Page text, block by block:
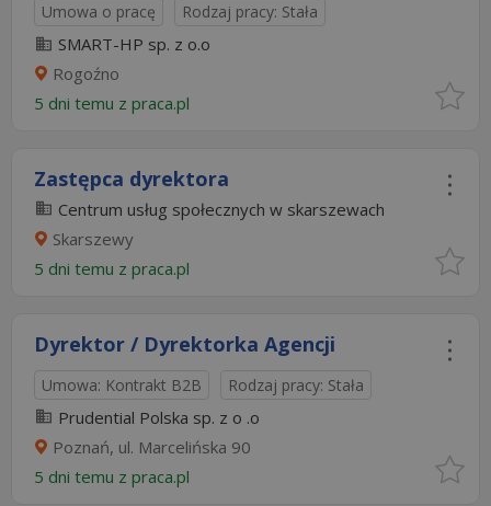
Umowa o pracę Rodzaj pracy: Stała
SMART-HP sp. z o.o
Rogoźno
5 dni temu z praca.pl
Zastępca dyrektora
Centrum usług społecznych w skarszewach
Skarszewy
5 dni temu z praca.pl
Dyrektor / Dyrektorka Agencji
Umowa: Kontrakt B2B Rodzaj pracy: Stała
Prudential Polska sp. z o .o
Poznań, ul. Marcelińska 90
5 dni temu z praca.pl